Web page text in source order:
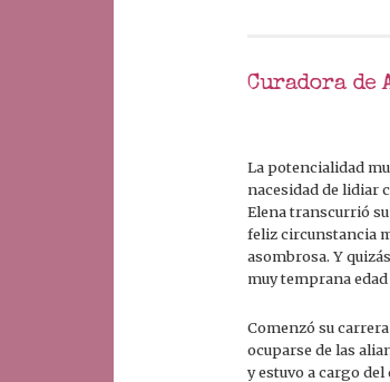
Curadora de
La potencialidad
nacesidad de lidiar
Elena transcurrió su
feliz circunstancia
asombrosa. Y
muy temprana
Comenzó su
ocuparse de las
y estuvo a cargo